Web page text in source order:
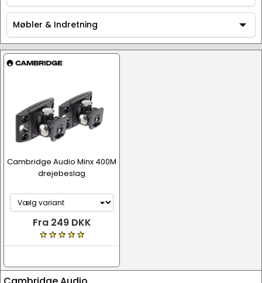
Tilbehør
Møbler & Indretning
Møbler & Indretning
Cambridge Audio Minx 400M
drejebeslag
Fra 249 DKK